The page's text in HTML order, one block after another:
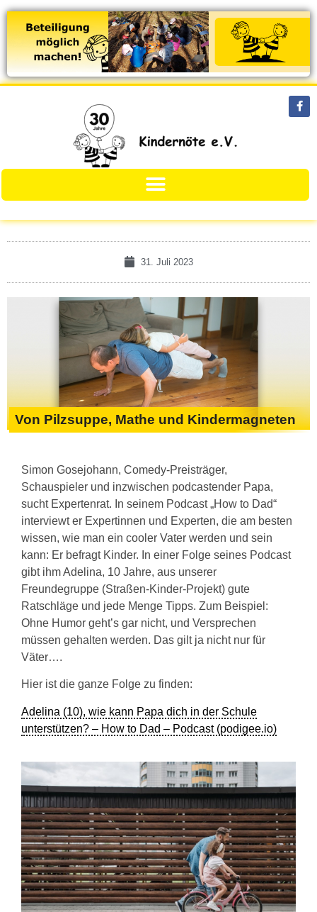
31. Juli 2023
Von Pilzsuppe, Mathe und Kindermagneten
Simon Gosejohann, Comedy-Preisträger,
Schauspieler und inzwischen podcastender Papa,
sucht Expertenrat. In seinem Podcast „How to Dad“
interviewt er Expertinnen und Experten, die am besten
wissen, wie man ein cooler Vater werden und sein
kann: Er befragt Kinder. In einer Folge seines Podcast
gibt ihm Adelina, 10 Jahre, aus unserer
Freundegruppe (Straßen-Kinder-Projekt) gute
Ratschläge und jede Menge Tipps. Zum Beispiel:
Ohne Humor geht’s gar nicht, und Versprechen
müssen gehalten werden. Das gilt ja nicht nur für
Väter….
Hier ist die ganze Folge zu finden:
Adelina (10), wie kann Papa dich in der Schule
unterstützen? – How to Dad – Podcast (podigee.io)